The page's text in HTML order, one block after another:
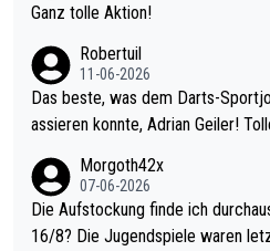
h krasser wie ein Pokalspiel eines Kreisligisten vs einem Bund
Ganz tolle Aktion!
Robertuil
11-06-2026
Das beste, was dem Darts-
assieren konnte, Adrian Geiler!
Morgoth42x
07-06-2026
Die Aufstockung finde ich
16/8? Die Jugendspiele waren letztes Jahr durchaus sehr kurz